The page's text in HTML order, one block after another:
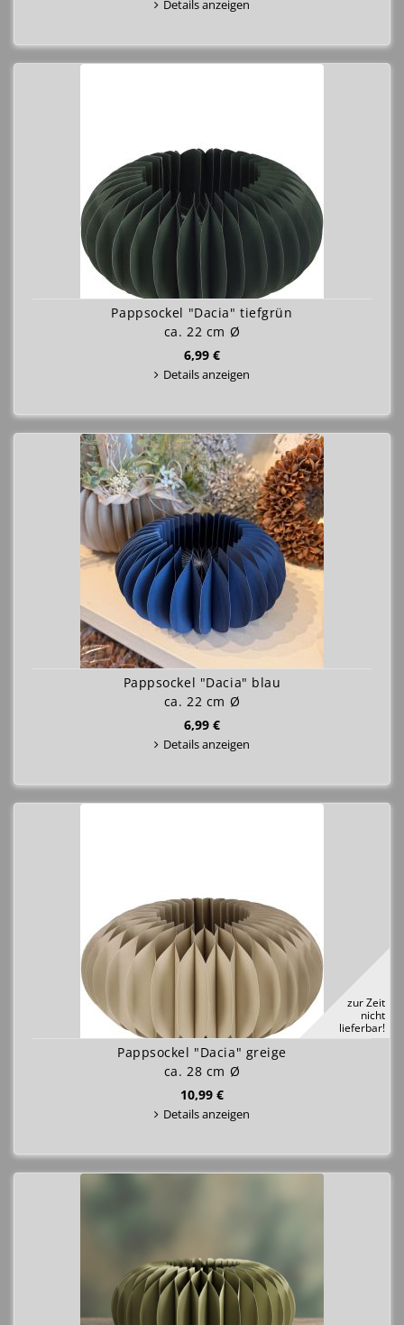
Details anzeigen
Pappsockel "Dacia" tiefgrün
ca. 22 cm Ø
6,99 €
Details anzeigen
Pappsockel "Dacia" blau
ca. 22 cm Ø
6,99 €
Details anzeigen
zur Zeit
nicht
lieferbar!
Pappsockel "Dacia" greige
ca. 28 cm Ø
10,99 €
Details anzeigen